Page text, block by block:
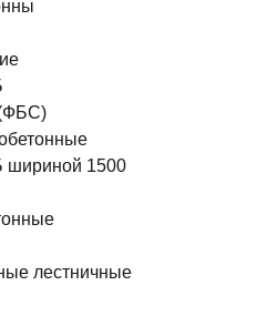
шириной 1500
лестничные